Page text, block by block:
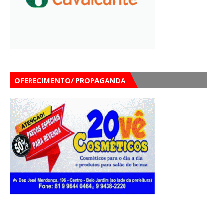
OFERECIMENTO/ PROPAGANDA